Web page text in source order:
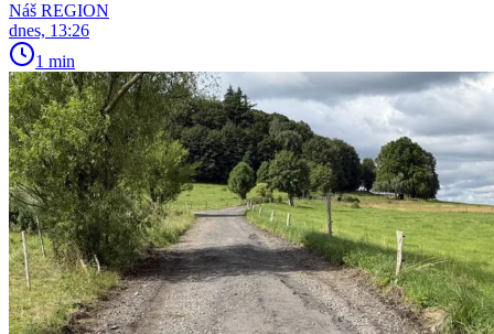
Náš REGION
dnes, 13:26
1 min